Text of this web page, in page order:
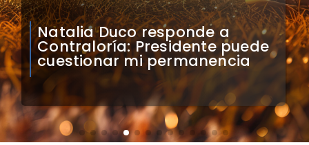
Natalia Duco responde a
Contraloría: Presidente puede
cuestionar mi permanencia